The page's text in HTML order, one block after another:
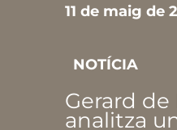
11 de maig de
NOTÍCIA
Gerard de
analitza